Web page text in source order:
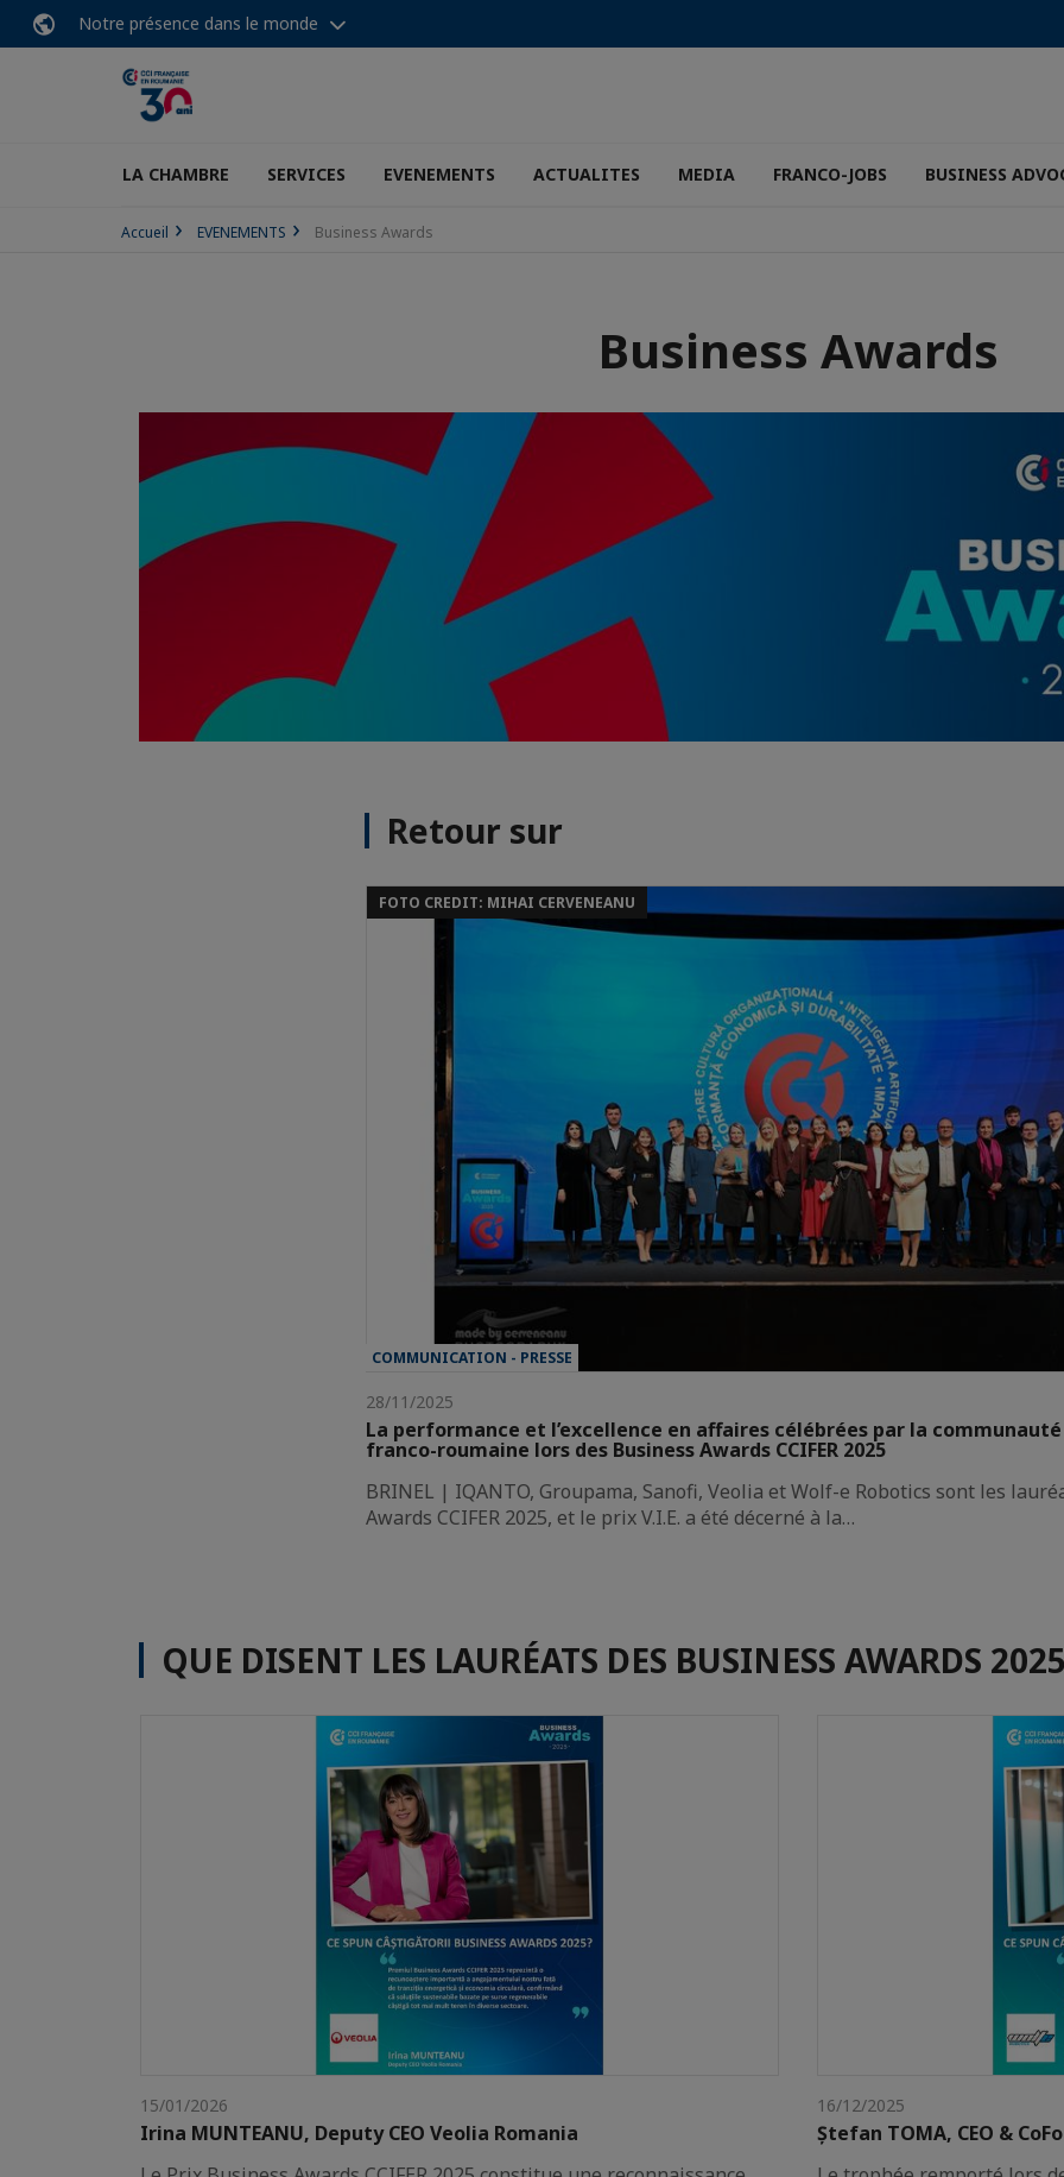
Notre présence dans le monde
LA CHAMBRE SERVICES EVENEMENTS ACTUALITES MEDIA FRANCO-JOBS BUSINESS
Accueil EVENEMENTS Business Awards
Business Awards
Retour sur
FOTO CREDIT: MIHAI CERVENEANU
COMMUNICATION - PRESSE
28/11/2025
La performance et l’excellence en affaires célébrées par la
franco-roumaine lors des Business Awards CCIFER 2025
BRINEL | IQANTO, Groupama, Sanofi, Veolia et Wolf-e Robotics sont les
Awards CCIFER 2025, et le prix V.I.E. a été décerné à la…
QUE DISENT LES LAURÉATS DES BUSINESS AWARDS
15/01/2026
Irina MUNTEANU, Deputy CEO Veolia Romania
16/12/2025
Ștefan TOMA, CEO &